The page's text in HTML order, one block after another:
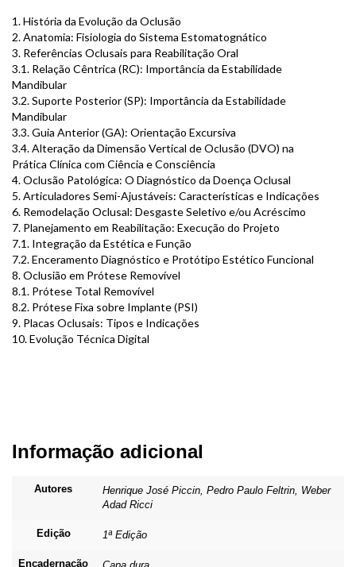
1. História da Evolução da Oclusão
2. Anatomia: Fisiologia do Sistema Estomatognático
3. Referências Oclusais para Reabilitação Oral
3.1. Relação Cêntrica (RC): Importância da Estabilidade
Mandibular
3.2. Suporte Posterior (SP): Importância da Estabilidade
Mandibular
3.3. Guia Anterior (GA): Orientação Excursiva
3.4. Alteração da Dimensão Vertical de Oclusão (DVO) na
Prática Clínica com Ciência e Consciência
4. Oclusão Patológica: O Diagnóstico da Doença Oclusal
5. Articuladores Semi-Ajustáveis: Características e Indicações
6. Remodelação Oclusal: Desgaste Seletivo e/ou Acréscimo
7. Planejamento em Reabilitação: Execução do Projeto
7.1. Integração da Estética e Função
7.2. Enceramento Diagnóstico e Protótipo Estético Funcional
8. Oclusião em Prótese Removível
8.1. Prótese Total Removível
8.2. Prótese Fixa sobre Implante (PSI)
9. Placas Oclusais: Tipos e Indicações
10. Evolução Técnica Digital
Informação adicional
Autores
Henrique José Piccin, Pedro Paulo Feltrin, Weber
Adad Ricci
Edição 1ª Edição
Encadernação